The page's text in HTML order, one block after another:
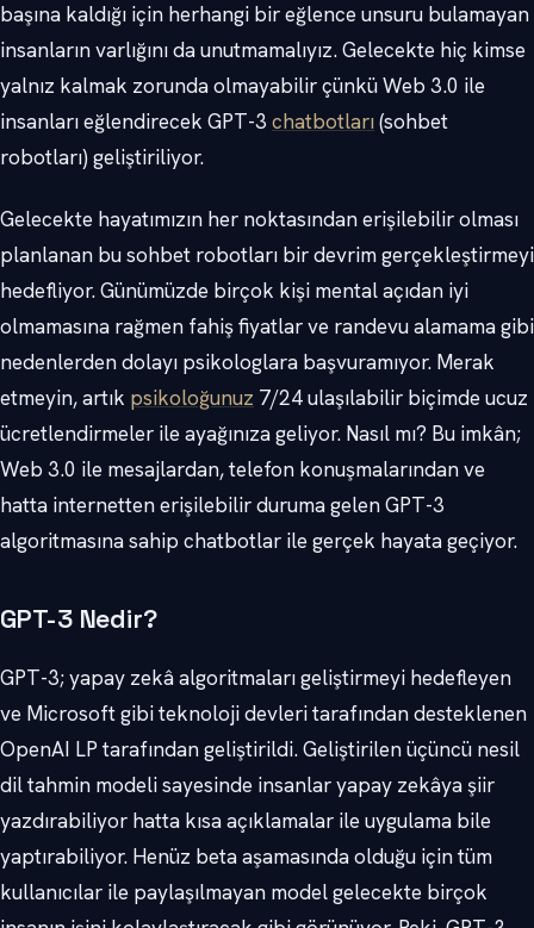
başına kaldığı için herhangi bir eğlence unsuru bulamayan
insanların varlığını da unutmamalıyız. Gelecekte hiç kimse
yalnız kalmak zorunda olmayabilir çünkü Web 3.0 ile
insanları eğlendirecek GPT-3 chatbotları(sohbet
robotları) geliştiriliyor.
Gelecekte hayatımızın her noktasından erişilebilir olması
planlanan bu sohbet robotları bir devrim gerçekleştirmeyi
hedefliyor. Günümüzde birçok kişi mental açıdan iyi
olmamasına rağmen fahiş fiyatlar ve randevu alamama gibi
nedenlerden dolayı psikologlara başvuramıyor. Merak
etmeyin, artık psikoloğunuz 7/24 ulaşılabilir biçimde ucuz
ücretlendirmeler ile ayağınıza geliyor. Nasıl mı? Bu imkân;
Web 3.0 ile mesajlardan, telefon konuşmalarından ve
hatta internetten erişilebilir duruma gelen GPT-3
algoritmasına sahip chatbotlar ile gerçek hayata geçiyor.
GPT-3 Nedir?
GPT-3; yapay zekâ algoritmaları geliştirmeyi hedefleyen
ve Microsoft gibi teknoloji devleri tarafından desteklenen
OpenAI LP tarafından geliştirildi. Geliştirilen üçüncü nesil
dil tahmin modeli sayesinde insanlar yapay zekâya şiir
yazdırabiliyor hatta kısa açıklamalar ile uygulama bile
yaptırabiliyor. Henüz beta aşamasında olduğu için tüm
kullanıcılar ile paylaşılmayan model gelecekte birçok